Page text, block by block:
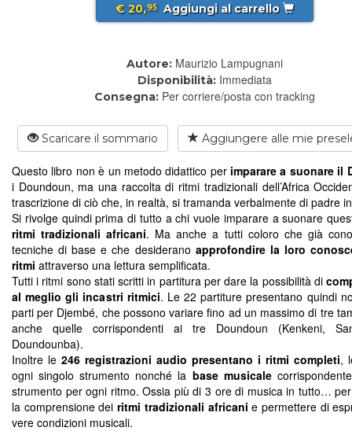
€ 20,95 Aggiungi al carrello
Autore: Maurizio Lampugnani
Disponibilità: Immediata
Consegna: Per corriere/posta con tracking
Scaricare il sommario Aggiungere alle mie
Questo libro non è un metodo didattico per imparare a suonare il
i Doundoun, ma una raccolta di ritmi tradizionali dell’Africa
trascrizione di ciò che, in realtà, si tramanda verbalmente di padre
Si rivolge quindi prima di tutto a chi vuole imparare a suonare
ritmi tradizionali africani. Ma anche a tutti coloro che già
tecniche di base e che desiderano approfondire la loro
ritmi attraverso una lettura semplificata.
Tutti i ritmi sono stati scritti in partitura per dare la possibilità di
al meglio gli incastri ritmici. Le 22 partiture presentano quindi
parti per Djembé, che possono variare fino ad un massimo di tre
anche quelle corrispondenti ai tre Doundoun (Kenkeni,
Doundounba).
Inoltre le 246 registrazioni audio presentano i ritmi completi,
ogni singolo strumento nonché la base musicale
strumento per ogni ritmo. Ossia più di 3 ore di musica in tutto…
la comprensione deiritmi tradizionali africani e permettere di
vere condizioni musicali.